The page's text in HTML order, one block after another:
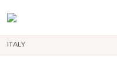
ITALY